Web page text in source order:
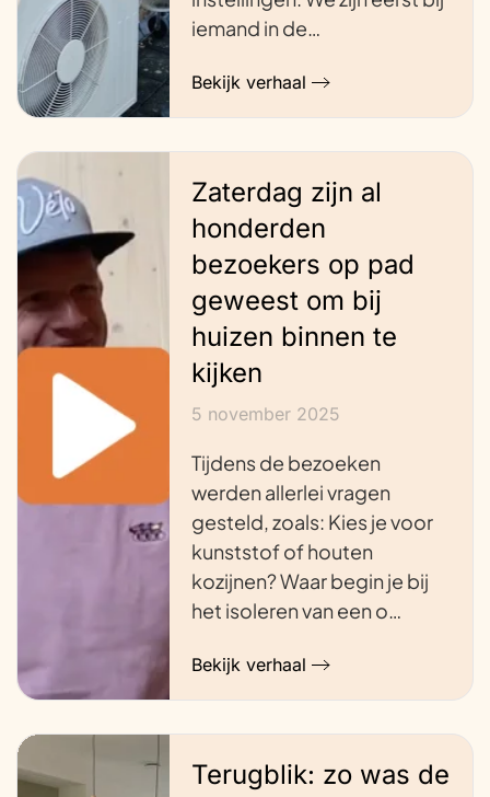
iemand in de…
Bekijk verhaal
Zaterdag zijn al
honderden
bezoekers op pad
geweest om bij
huizen binnen te
kijken
5 november 2025
Tijdens de bezoeken
werden allerlei vragen
gesteld, zoals: Kies je voor
kunststof of houten
kozijnen? Waar begin je bij
het isoleren van een o…
Bekijk verhaal
Terugblik: zo was de